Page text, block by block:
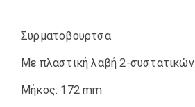
Συρματόβουρτσα
Με πλαστική λαβή 2-συστατικών
Μήκος: 172 mm